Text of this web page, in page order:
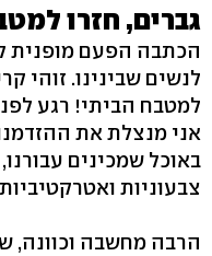
גברים, חזרו
הכתבה הפעם מופנית
לנשים שבינינו. זוהי
למטבח הביתי! רגע
אני מנצלת את
באוכל שמכינים
צבעוניות
הרבה מחשבה וכוונה,